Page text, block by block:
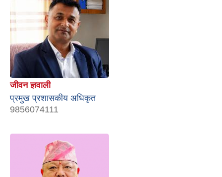
जीवन ज्ञवाली
प्रमुख प्रशासकीय अधिकृत
9856074111